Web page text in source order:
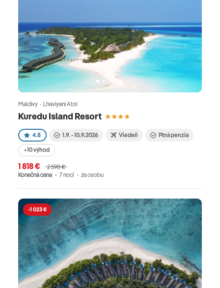
Kuredu Island Resort
Maldivy · Lhaviyani Atol
4.8 1.9. - 10.9.2026 Viedeň Plná penzia
+10 výhod
1 818 €
2 598 €
Konečná cena
7 nocí za osobu
-1 023 €